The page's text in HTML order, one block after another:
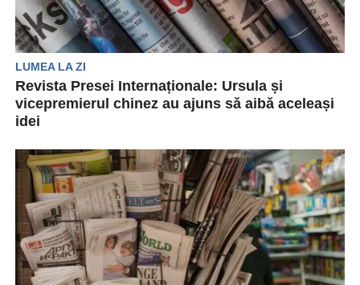
LUMEA LA ZI
Revista Presei Internaționale: Ursula și
vicepremierul chinez au ajuns sǎ aibǎ aceleași
idei
care sunt prezentate, pe scurt, cele mai
importante evenimente la...